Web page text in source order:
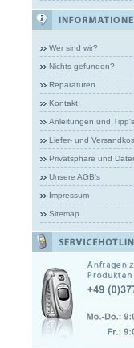
Wer sind wir?
Nichts gefunden?
Reparaturen
Kontakt
Anleitungen und Tipp's
Liefer- und
Privatsphäre und
Unsere AGB's
Impressum
Sitemap